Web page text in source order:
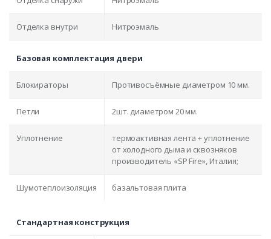
Отделка внутри Нитроэмаль
Базовая комплектация двери
Блокираторы Противосъёмные диаметром 10 мм.
Петли 2шт. диаметром 20 мм.
Уплотнение
термоактивная лента + уплотнение
от холодного дыма и сквозняков
производитель «SP Fire», Италия;
Шумотеплоизоляция базальтовая плита
Стандартная конструкция